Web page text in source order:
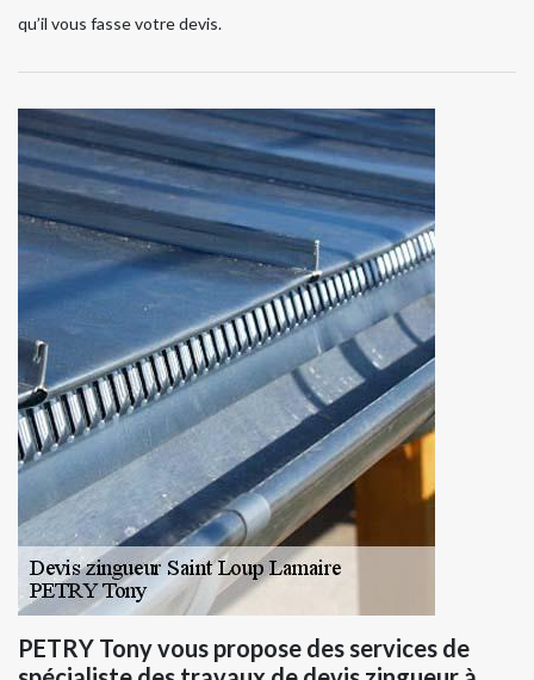
qu’il vous fasse votre devis.
PETRY Tony vous propose des services de